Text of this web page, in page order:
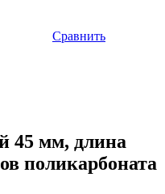
Сравнить
45 мм, длина
поликарбоната